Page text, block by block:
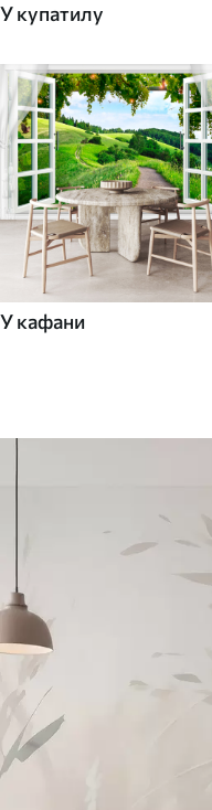
У купатилу
У кафани